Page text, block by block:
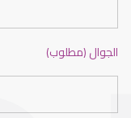
الجوال (مطلوب)